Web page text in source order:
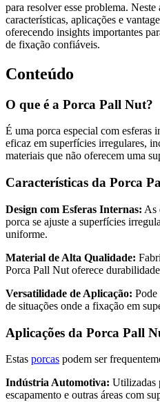
para resolver esse problema.
características, aplicações e
oferecendo insights importantes
de fixação confiáveis.
Conteúdo
O que é a Porca Pall Nut?
É uma porca especial com esferas
eficaz em superfícies irregulares,
materiais que não oferecem uma
Características da Porca
Design com Esferas Internas: As
porca se ajuste a superfícies
uniforme.
Material de Alta Qualidade:
Porca Pall Nut oferece
Versatilidade de Aplicação: Pode
de situações onde a fixação em
Aplicações da Porca Pall
Estas porcas podem ser
Indústria Automotiva: Utilizadas
escapamento e outras áreas com